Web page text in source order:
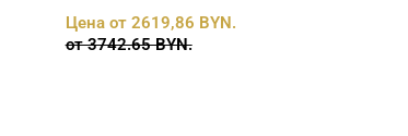
Цена от 2619,86 BYN.
от 3742.65 BYN.